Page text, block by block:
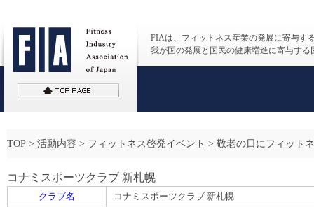
FIAは、フィットネス産業の発展に寄与す
我が国の発展と国民の健康増進に寄与する
TOP > 活動内容 > フィットネス啓発イベント > 敬老の日にフィット
コナミスポーツクラブ 新札幌
クラブ名
コナミスポーツクラブ 新札幌